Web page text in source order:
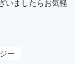
いましたらお気軽
ー